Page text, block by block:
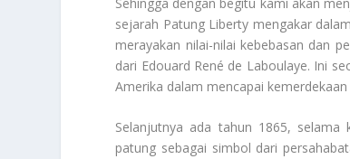
sejarah Patung Liberty mengakar
merayakan nilai-nilai kebebasan dan
dari Edouard René de Laboulaye. Ini
Amerika dalam mencapai kemerdekaan
Selanjutnya ada tahun 1865, selama
patung sebagai simbol dari